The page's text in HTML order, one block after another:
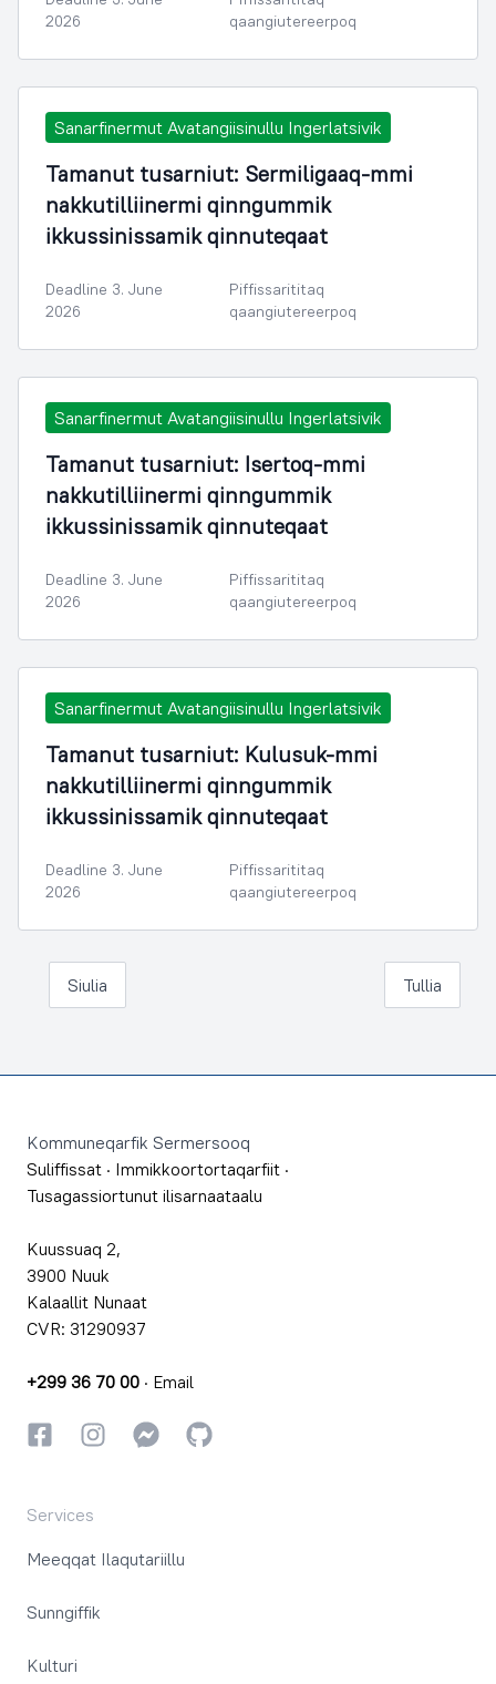
2026
qaangiutereerpoq
Sanarfinermut Avatangiisinullu Ingerlatsivik
Tamanut tusarniut: Sermiligaaq-mmi
nakkutilliinermi qinngummik
ikkussinissamik qinnuteqaat
Deadline 3. June
2026
Piffissarititaq
qaangiutereerpoq
Sanarfinermut Avatangiisinullu Ingerlatsivik
Tamanut tusarniut: Isertoq-mmi
nakkutilliinermi qinngummik
ikkussinissamik qinnuteqaat
Deadline 3. June
2026
Piffissarititaq
qaangiutereerpoq
Sanarfinermut Avatangiisinullu Ingerlatsivik
Tamanut tusarniut: Kulusuk-mmi
nakkutilliinermi qinngummik
ikkussinissamik qinnuteqaat
Deadline 3. June
2026
Piffissarititaq
qaangiutereerpoq
Siulia Tullia
Kommuneqarfik Sermersooq
Suliffissat · Immikkoortortaqarfiit ·
Tusagassiortunut ilisarnaataalu
Kuussuaq 2,
3900 Nuuk
Kalaallit Nunaat
CVR: 31290937
+299 36 70 00 · Email
FacebookkiInstagrammiInstagrammi
GitHub
Services
Meeqqat Ilaqutariillu
Sunngiffik
Kulturi